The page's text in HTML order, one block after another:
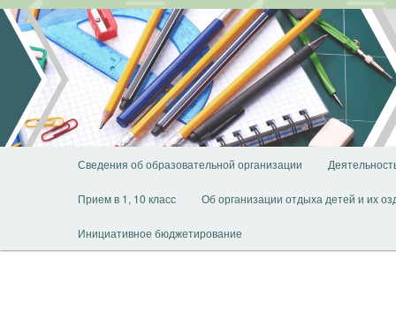
Перейти
основному
содержимому
Сведения об образовательной организации
Прием в 1, 10 класс Об организации отдыха детей и их
Инициативное бюджетирование